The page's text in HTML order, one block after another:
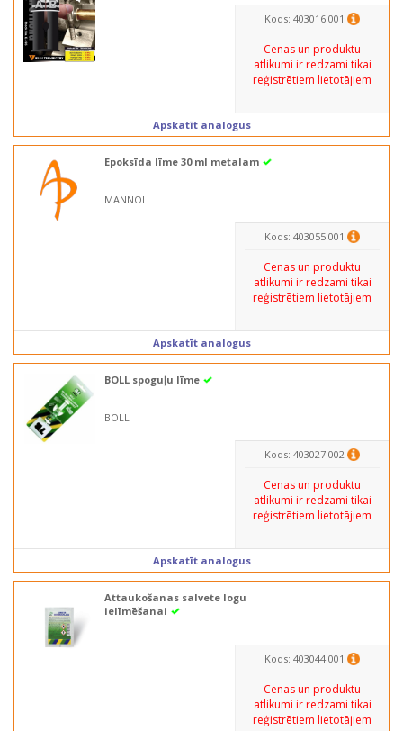
Kods: 403016.001
Cenas un produktu
atlikumi ir redzami tikai
reģistrētiem lietotājiem
Apskatīt analogus
Epoksīda līme 30 ml metalam
MANNOL
Kods: 403055.001
Cenas un produktu
atlikumi ir redzami tikai
reģistrētiem lietotājiem
Apskatīt analogus
BOLL spoguļu līme
BOLL
Kods: 403027.002
Cenas un produktu
atlikumi ir redzami tikai
reģistrētiem lietotājiem
Apskatīt analogus
Attaukošanas salvete logu
ielīmēšanai
Kods: 403044.001
Cenas un produktu
atlikumi ir redzami tikai
reģistrētiem lietotājiem